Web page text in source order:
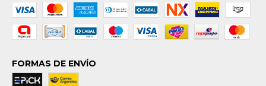
FORMAS DE ENVÍO